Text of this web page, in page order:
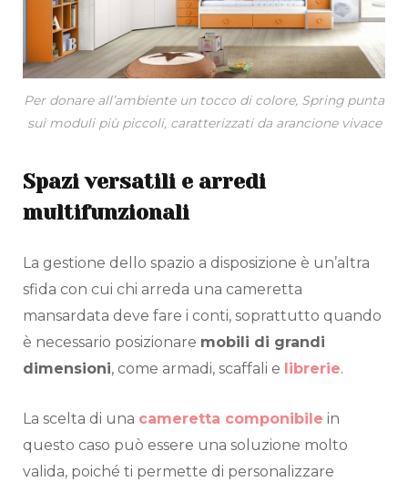
Per donare all’ambiente un tocco di colore, Spring punta
sui moduli più piccoli, caratterizzati da arancione vivace
Spazi versatili e arredi
multifunzionali
La gestione dello spazio a disposizione è un’altra
sfida con cui chi arreda una cameretta
mansardata deve fare i conti, soprattutto quando
è necessario posizionare mobili di grandi
dimensioni, come armadi, scaffali e librerie.
La scelta di una cameretta componibile in
questo caso può essere una soluzione molto
valida, poiché ti permette di personalizzare